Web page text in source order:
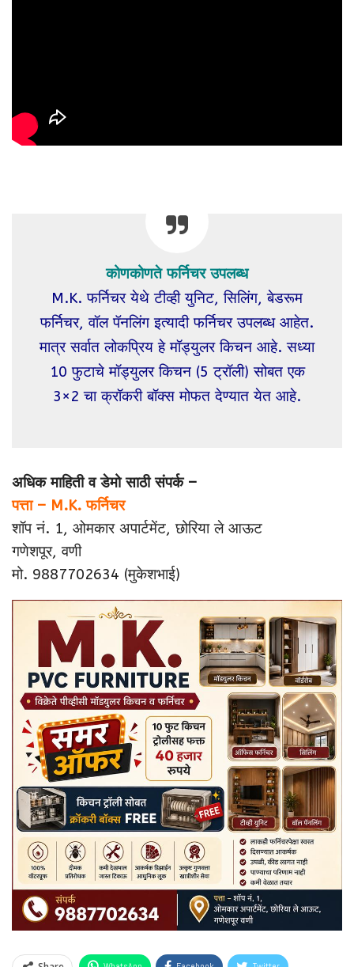
कोणकोणते फर्निचर उपलब्ध
M.K. फर्निचर येथे टीव्ही युनिट, सिलिंग, बेडरूम
फर्निचर, वॉल पॅनलिंग इत्यादी फर्निचर उपलब्ध आहेत.
मात्र सर्वात लोकप्रिय हे मॉड्युलर किचन आहे. सध्या
10 फुटाचे मॉड्युलर किचन (5 ट्रॉली) सोबत एक
3×2 चा क्रॉकरी बॉक्स मोफत देण्यात येत आहे.
अधिक माहिती व डेमो साठी संपर्क –
पत्ता – M.K. फर्निचर
शॉप नं. 1, ओमकार अपार्टमेंट, छोरिया ले आऊट
गणेशपूर, वणी
मो. 9887702634 (मुकेशभाई)